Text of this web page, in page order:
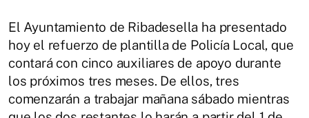
El Ayuntamiento de Ribadesella ha presentado
hoy el refuerzo de plantilla de Policía Local, que
contará con cinco auxiliares de apoyo durante
los próximos tres meses. De ellos, tres
comenzarán a trabajar mañana sábado mientras